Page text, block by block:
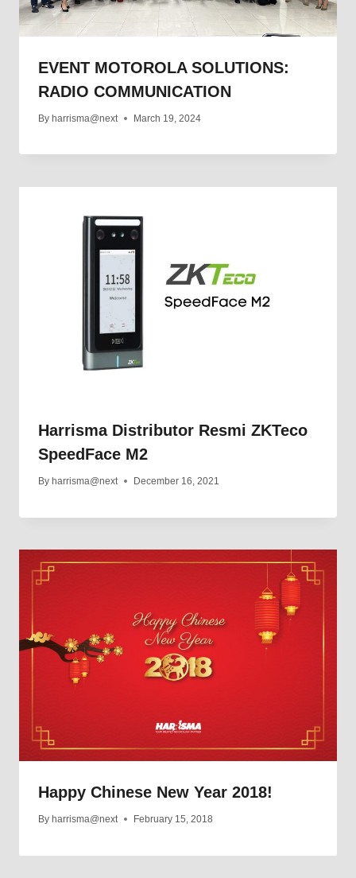
EVENT MOTOROLA SOLUTIONS:
RADIO COMMUNICATION
By harrisma@next March 19, 2024
Harrisma Distributor Resmi ZKTeco
SpeedFace M2
By harrisma@next December 16, 2021
Happy Chinese New Year 2018!
By harrisma@next February 15, 2018